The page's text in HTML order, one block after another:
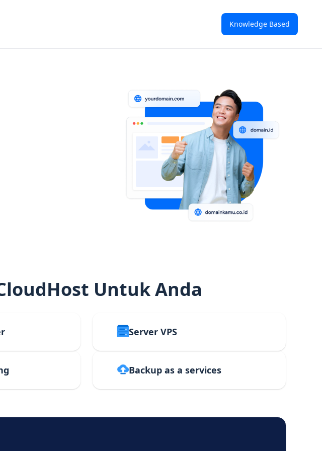
Knowledge Based
Untuk Anda
Server VPS
Backup as a services